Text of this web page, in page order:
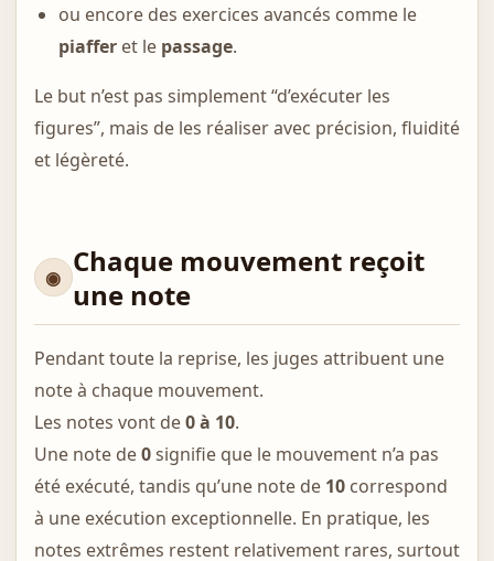
ou encore des exercices avancés comme le
piafferet le passage.
Le but n’est pas simplement “d’exécuter les
figures”, mais de les réaliser avec précision, fluidité
et légèreté.
Chaque mouvement reçoit
une note
Pendant toute la reprise, les juges attribuent une
note à chaque mouvement.
Les notes vont de0 à 10.
Une note de0signifie que le mouvement n’a pas
été exécuté, tandis qu’une note de 10correspond
à une exécution exceptionnelle. En pratique, les
notes extrêmes restent relativement rares, surtout